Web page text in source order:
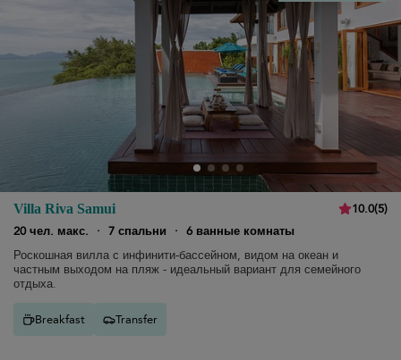
Villa Riva Samui 10.0(5)
20 чел. макс.
· 7 спальни · 6 ванные комнаты
Роскошная вилла с инфинити-бассейном, видом на океан и
частным выходом на пляж - идеальный вариант для семейного
отдыха.
Breakfast Transfer